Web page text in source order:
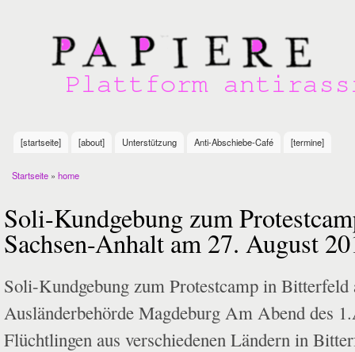
Plattform
antirassistischer
Initiativen in
Main menu
[startseite] [about] Unterstützung Anti-Abschiebe-Café [termine]
Startseite » home
Soli-Kundgebung zum
Sachsen-Anhalt am 27. August
Soli-Kundgebung zum Protestcamp in
Ausländerbehörde Magdeburg Am Abend des
Flüchtlingen aus verschiedenen Ländern in